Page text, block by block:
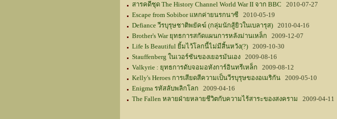
สารคดีชุด The History Channel World War II จาก BBC 2010-07-27
Escape from Sobibor แหกค่ายนรกนาซี 2010-05-19
Defiance วีรบุรุษชาติพยัคฆ์ (กลุ่มนักสู้ยิวในเบลารุส) 2010-04-16
Brother's War ยุทธการสกัดแผนการหลังม่านเหล็ก 2009-12-07
Life Is Beautiful ยิ้มไว้โลกนี้ไม่มีสิ้นหวัง(?) 2009-10-30
Stauffenberg ในเวอร์ชันของเยอรมันเอง 2009-08-16
Valkyrie : ยุทธการดับจอมอหังการ์อินทรีเหล็ก 2009-08-12
Kelly's Heroes การเสียดสีความเป็นวีรบุรุษของอเมริกัน 2009-05-10
Enigma รหัสลับพลิกโลก 2009-04-16
The Fallen หลายฝ่ายหลายชีวิตกับความไร้สาระของสงคราม 2009-04-11